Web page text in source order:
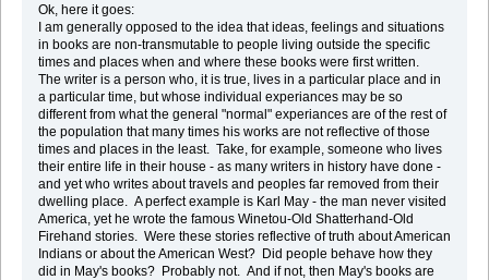
Ok, here it goes:
I am generally opposed to the idea that ideas, feelings and situations
in books are non-transmutable to people living outside the specific
times and places when and where these books were first written.
The writer is a person who, it is true, lives in a particular place and in
a particular time, but whose individual experiances may be so
different from what the general "normal" experiances are of the rest of
the population that many times his works are not reflective of those
times and places in the least. Take, for example, someone who lives
their entire life in their house - as many writers in history have done -
and yet who writes about travels and peoples far removed from their
dwelling place. A perfect example is Karl May - the man never visited
America, yet he wrote the famous Winetou-Old Shatterhand-Old
Firehand stories. Were these stories reflective of truth about American
Indians or about the American West? Did people behave how they
did in May's books? Probably not. And if not, then May's books are